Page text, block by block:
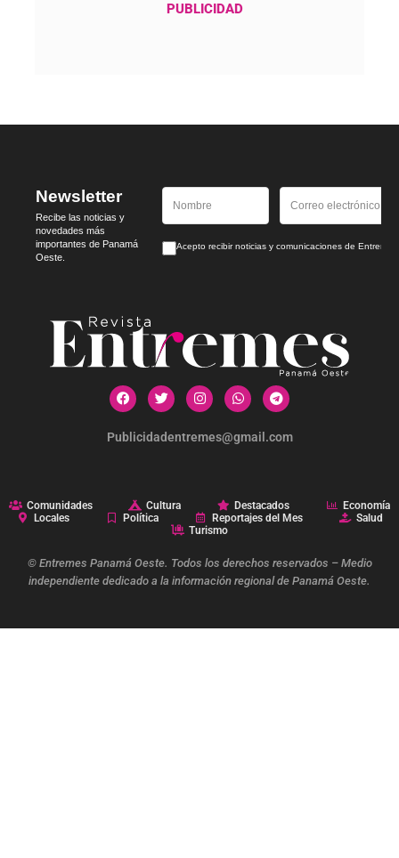
PUBLICIDAD
Newsletter
Recibe las noticias y
novedades más
importantes de Panamá
Oeste.
Acepto recibir noticias y comunicaciones de
Publicidadentremes@gmail.com
Comunidades Cultura Destacados
Economía
Locales
Política Reportajes del Mes
Salud
Turismo
© Entremes Panamá Oeste. Todos los derechos reservados – Medio
independiente dedicado a la información regional de Panamá Oeste.